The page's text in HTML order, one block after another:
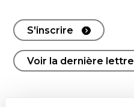
S'inscrire
Voir la dernière lettre